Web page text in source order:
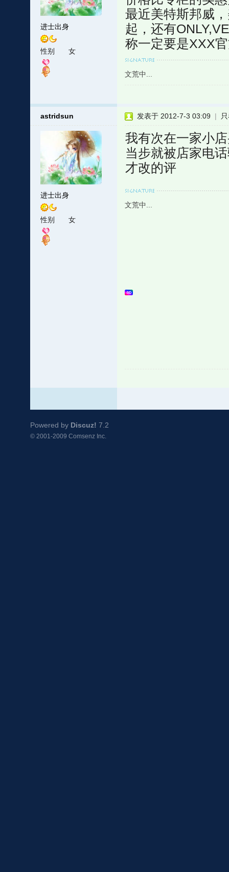
进士出身
性别 女
最近美特斯邦威
起，还有
称一定要是XXX
文荒中...
astridsun
进士出身
性别 女
发表于 2012-7-3 03:09 |
我有次在一家小
当步就被店家电
才改的评
文荒中...
Powered by Discuz! 7.2
© 2001-2009 Comsenz Inc.